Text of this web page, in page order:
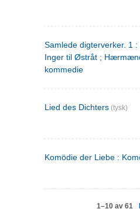
Samlede digterverker. 1 :
Inger til Østråt ;
kommedie
Lied des Dichters (tysk)
Komödie der Liebe :
1–10 av 61